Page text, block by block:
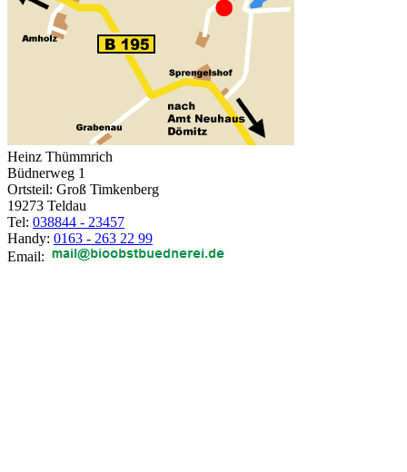
Heinz Thümmrich
Büdnerweg 1
Ortsteil: Groß Timkenberg
19273 Teldau
Tel: 038844 - 23457
Handy: 0163 - 263 22 99
Email: